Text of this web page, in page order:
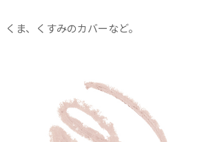
ま、くすみのカバーなど。